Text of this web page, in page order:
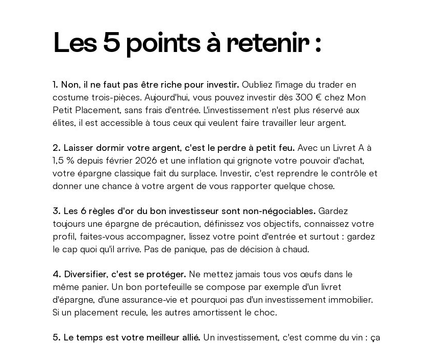
Les 5 points à retenir :
1. Non, il ne faut pas être riche pour investir. Oubliez l'image du trader en
costume trois-pièces. Aujourd'hui, vous pouvez investir dès 300 € chez Mon
Petit Placement, sans frais d'entrée. L'investissement n'est plus réservé aux
élites, il est accessible à tous ceux qui veulent faire travailler leur argent.
2. Laisser dormir votre argent, c'est le perdre à petit feu. Avec un Livret A à
1,5 % depuis février 2026 et une inflation qui grignote votre pouvoir d'achat,
votre épargne classique fait du surplace. Investir, c'est reprendre le contrôle et
donner une chance à votre argent de vous rapporter quelque chose.
3. Les 6 règles d'or du bon investisseur sont non-négociables. Gardez
toujours une épargne de précaution, définissez vos objectifs, connaissez votre
profil, faites-vous accompagner, lissez votre point d'entrée et surtout : gardez
le cap quoi qu'il arrive. Pas de panique, pas de décision à chaud.
4. Diversifier, c'est se protéger. Ne mettez jamais tous vos œufs dans le
même panier. Un bon portefeuille se compose par exemple d'un livret
d'épargne, d'une assurance-vie et pourquoi pas d'un investissement immobilier.
Si un placement recule, les autres amortissent le choc.
5. Le temps est votre meilleur allié. Un investissement, c'est comme du vin : ça